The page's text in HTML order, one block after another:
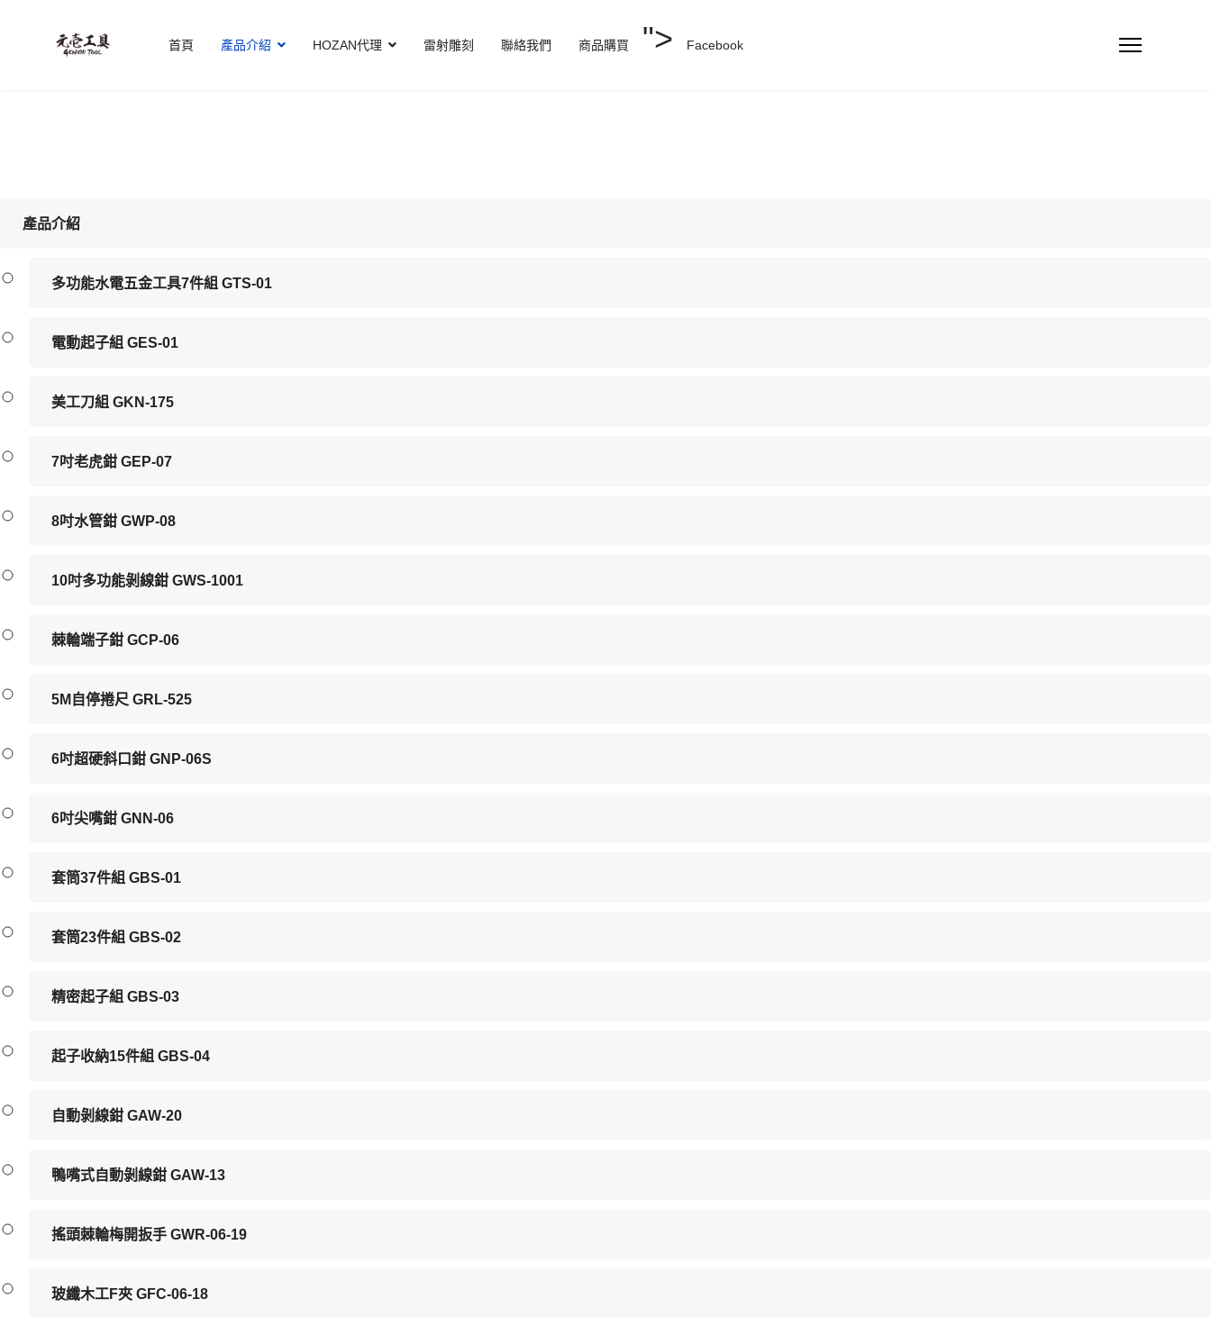
首頁 產品介紹 HOZAN代理 雷射雕刻 聯絡我們 商品購買 "> Facebook
產品介紹
多功能水電五金工具7件組 GTS-01
電動起子組 GES-01
美工刀組 GKN-175
7吋老虎鉗 GEP-07
8吋水管鉗 GWP-08
10吋多功能剝線鉗 GWS-1001
棘輪端子鉗 GCP-06
5M自停捲尺 GRL-525
6吋超硬斜口鉗 GNP-06S
6吋尖嘴鉗 GNN-06
套筒37件組 GBS-01
套筒23件組 GBS-02
精密起子組 GBS-03
起子收納15件組 GBS-04
自動剝線鉗 GAW-20
鴨嘴式自動剝線鉗 GAW-13
搖頭棘輪梅開扳手 GWR-06-19
玻纖木工F夾 GFC-06-18